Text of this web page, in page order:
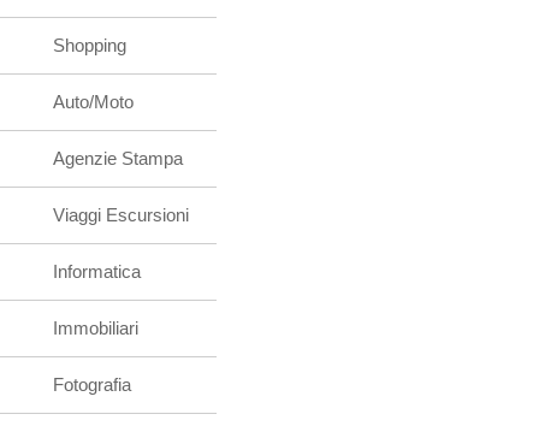
Shopping
Auto/Moto
Agenzie Stampa
Viaggi Escursioni
Informatica
Immobiliari
Fotografia